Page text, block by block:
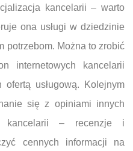
kancelarii – warto
ona usługi w dziedzinie
potrzebom. Można to zrobić
internetowych kancelarii
usługową. Kolejnym
się z opiniami innych
kancelarii – recenzje i
cennych informacji na